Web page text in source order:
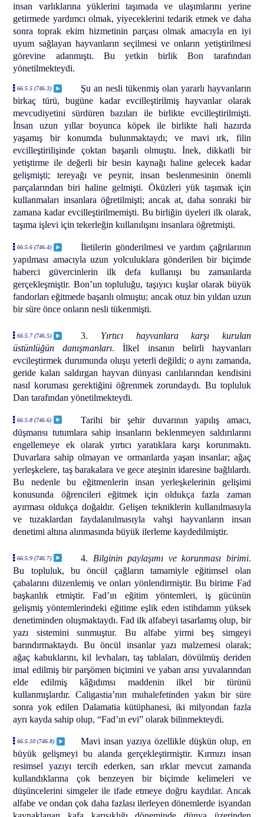
insan varlıklarına yüklerini taşımada ve ulaşımlarını yerine
getirmede yardımcı olmak, yiyeceklerini tedarik etmek ve daha
sonra toprak ekim hizmetinin parçası olmak amacıyla en iyi
uyum sağlayan hayvanların seçilmesi ve onların yetiştirilmesi
görevine adanmıştı. Bu yetkin birlik Bon tarafından
yönetilmekteydi.
66:5.5 (746.3)
Şu an nesli tükenmiş olan yararlı hayvanların
birkaç türü, bugüne kadar evcilleştirilmiş hayvanlar olarak
mevcudiyetini sürdüren bazıları ile birlikte evcilleştirilmişti.
İnsan uzun yıllar boyunca köpek ile birlikte hali hazırda
yaşamış bir konumda bulunmaktaydı; ve mavi ırk, filin
evcilleştirilişinde çoktan başarılı olmuştu. İnek, dikkatli bir
yetiştirme ile değerli bir besin kaynağı haline gelecek kadar
gelişmişti; tereyağı ve peynir, insan beslenmesinin önemli
parçalarından biri haline gelmişti. Öküzleri yük taşımak için
kullanmaları insanlara öğretilmişti; ancak at, daha sonraki bir
zamana kadar evcilleştirilmemişti. Bu birliğin üyeleri ilk olarak,
taşıma işlevi için tekerleğin kullanılışını insanlara öğretmişti.
66:5.6 (746.4)
İletilerin gönderilmesi ve yardım çağrılarının
yapılması amacıyla uzun yolculuklara gönderilen bir biçimde
haberci güvercinlerin ilk defa kullanışı bu zamanlarda
gerçekleşmiştir. Bon’un topluluğu, taşıyıcı kuşlar olarak büyük
fandorları eğitmede başarılı olmuştu; ancak otuz bin yıldan uzun
bir süre önce onların nesli tükenmişti.
66:5.7 (746.5) 3. Yırtıcı hayvanlara karşı kurulan
üstünlüğün danışmanları. İlkel insanın belirli hayvanları
evcileştirmek durumunda oluşu yeterli değildi; o aynı zamanda,
geride kalan saldırgan hayvan dünyası canlılarından kendisini
nasıl koruması gerektiğini öğrenmek zorundaydı. Bu topluluk
Dan tarafından yönetilmekteydi.
66:5.8 (746.6)
Tarihi bir şehir duvarının yapılış amacı,
düşmansı tutumlara sahip insanların beklenmeyen saldırılarını
engellemeye ek olarak yırtıcı yaratıklara karşı korunmaktı.
Duvarlara sahip olmayan ve ormanlarda yaşan insanlar; ağaç
yerleşkelere, taş barakalara ve gece ateşinin idaresine bağlılardı.
Bu nedenle bu eğitmenlerin insan yerleşkelerinin gelişimi
konusunda öğrencileri eğitmek için oldukça fazla zaman
ayırması oldukça doğaldır. Gelişen tekniklerin kullanılmasıyla
ve tuzaklardan faydalanılmasıyla vahşi hayvanların insan
denetimi altına alınmasında büyük ilerleme kaydedilmiştir.
66:5.9 (746.7) 4. Bilginin paylaşımı ve korunması birimi.
Bu topluluk, bu öncül çağların tamamiyle eğitimsel olan
çabalarını düzenlemiş ve onları yönlendirmiştir. Bu birime Fad
başkanlık etmiştir. Fad’ın eğitim yöntemleri, iş gücünün
gelişmiş yöntemlerindeki eğitime eşlik eden istihdamın yüksek
denetiminden oluşmaktaydı. Fad ilk alfabeyi tasarlamış olup, bir
yazı sistemini sunmuştur. Bu alfabe yirmi beş simgeyi
barındırmaktaydı. Bu öncül insanlar yazı malzemesi olarak;
ağaç kabuklarını, kil levhaları, taş tablaları, dövülmüş deriden
imal edilmiş bir parşömen biçimini ve yaban arısı yuvalarından
elde edilmiş kâğıdımsı maddenin ilkel bir türünü
kullanmışlardır. Caligastia’nın muhalefetinden yakın bir süre
sonra yok edilen Dalamatia kütüphanesi, iki milyondan fazla
ayrı kayda sahip olup, “Fad’ın evi” olarak bilinmekteydi.
66:5.10 (746.8)
Mavi insan yazıya özellikle düşkün olup, en
büyük gelişmeyi bu alanda gerçekleştirmiştir. Kırmızı insan
resimsel yazıyı tercih ederken, sarı ırklar mevcut zamanda
kullandıklarına çok benzeyen bir biçimde kelimeleri ve
düşüncelerini simgeler ile ifade etmeye doğru kaydılar. Ancak
alfabe ve ondan çok daha fazlası ilerleyen dönemlerde isyandan